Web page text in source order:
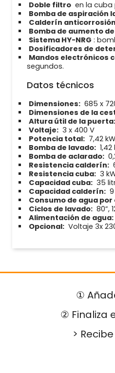
Doble filtro en la
Bomba de aspiración
Calderín
Bomba de aumento
Sistema HY-NRG :
Dosificadores de
Mandos electrónicos
segundos.
Datos técnicos
Dimensiones: 685 x
Dimensiones de la
Altura útil de la puerta:
Voltaje: 3 x 400 V
Potencia total: 7,42
Bomba de lavado: 1,42
Bomba de aclarado:
Resistencia calderín:
Resistencia cuba: 3
Capacidad cuba: 35
Capacidad calderín:
Consumo de agua por
Ciclos de lavado: 80”,
Alimentación de agua:
Opcional: Voltaje 3x
①
② Finaliza
>